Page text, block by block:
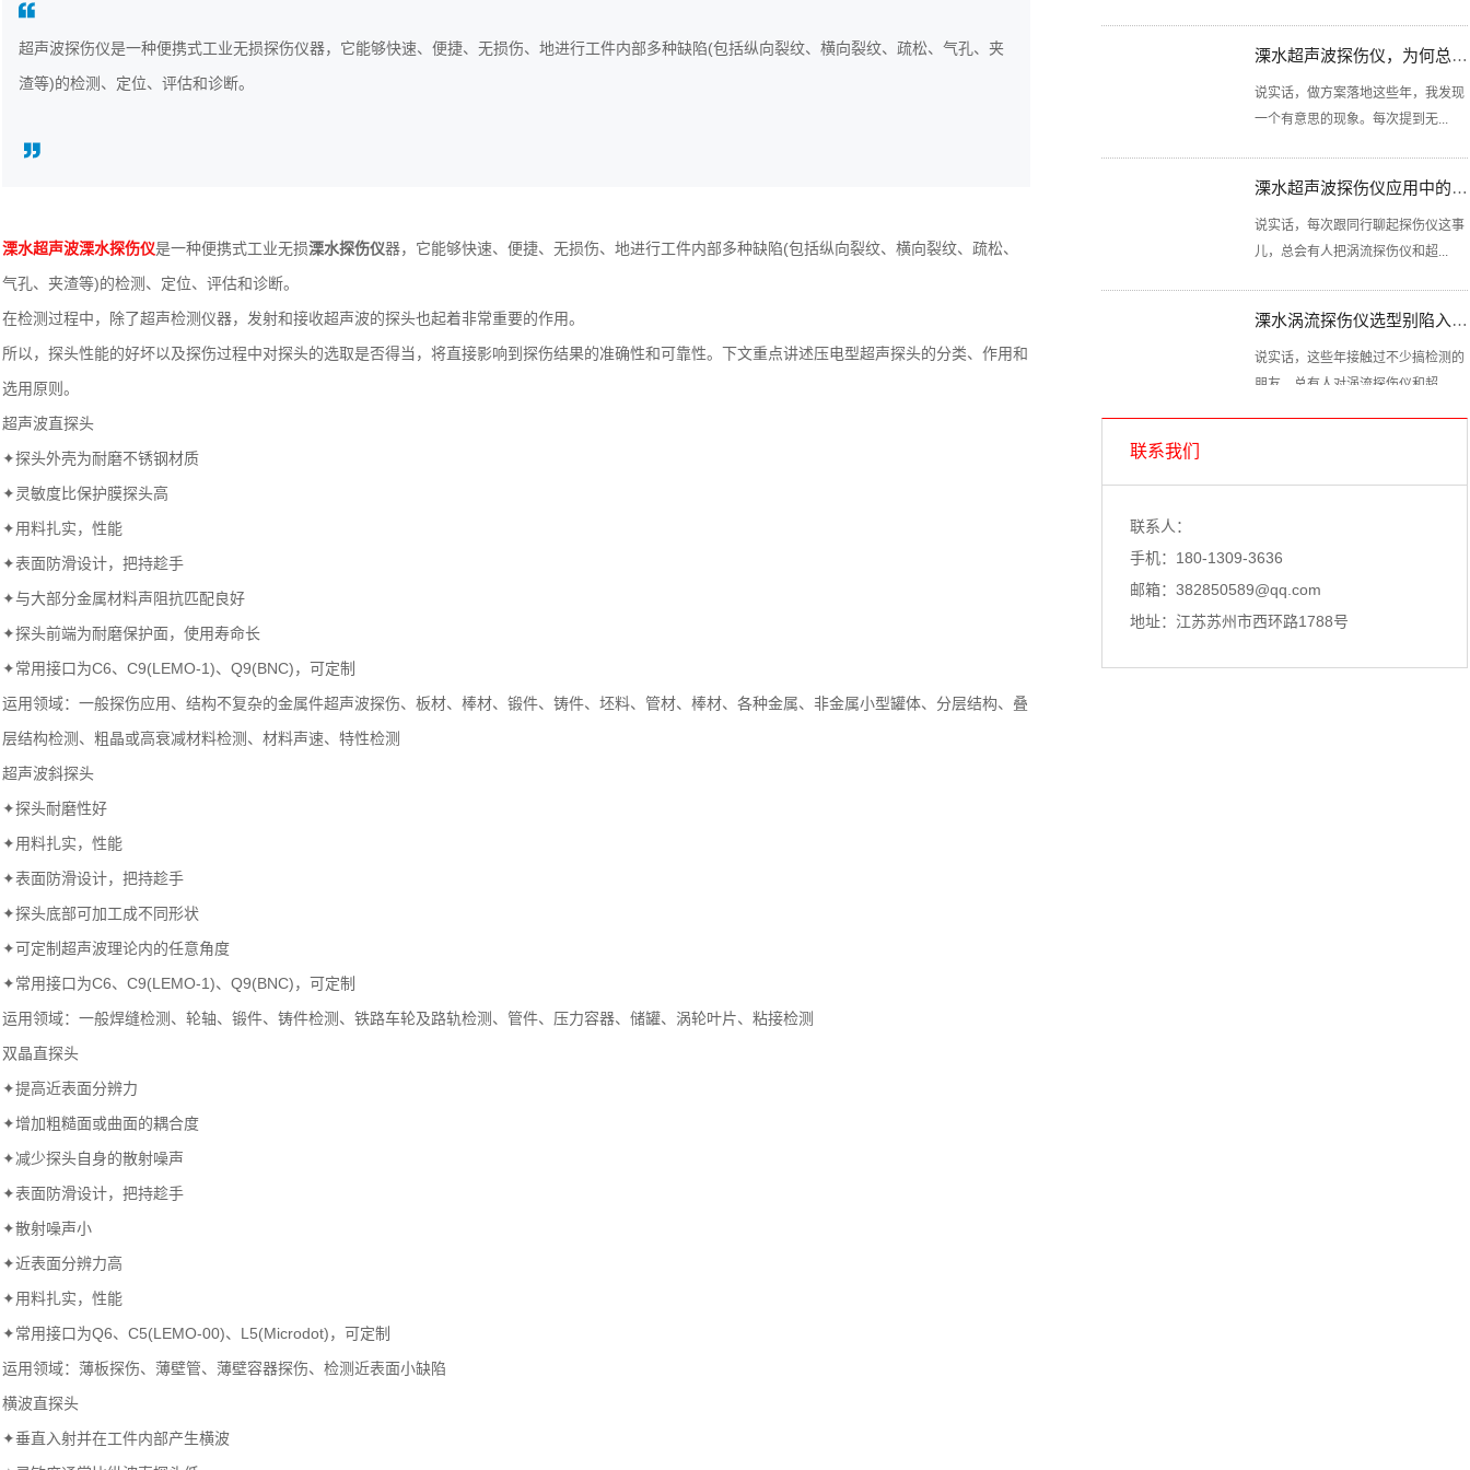
超声波探伤仪是一种便携式工业无损探伤仪器，它能够快速、便捷、无损伤、地进行工件内部多种缺陷(包括纵向裂纹、横向裂纹、疏松、气孔、夹
渣等)的检测、定位、评估和诊断。
溧水超声波溧水探伤仪是一种便携式工业无损溧水探伤仪器，它能够快速、便捷、无损伤、地进行工件内部多种缺陷(包括纵向裂纹、横向裂纹、疏松、
气孔、夹渣等)的检测、定位、评估和诊断。
在检测过程中，除了超声检测仪器，发射和接收超声波的探头也起着非常重要的作用。
所以，探头性能的好坏以及探伤过程中对探头的选取是否得当，将直接影响到探伤结果的准确性和可靠性。下文重点讲述压电型超声探头的分类、作用和
选用原则。
超声波直探头
✦探头外壳为耐磨不锈钢材质
✦灵敏度比保护膜探头高
✦用料扎实，性能
✦表面防滑设计，把持趁手
✦与大部分金属材料声阻抗匹配良好
✦探头前端为耐磨保护面，使用寿命长
✦常用接口为C6、C9(LEMO-1)、Q9(BNC)，可定制
运用领域：一般探伤应用、结构不复杂的金属件超声波探伤、板材、棒材、锻件、铸件、坯料、管材、棒材、各种金属、非金属小型罐体、分层结构、叠
层结构检测、粗晶或高衰减材料检测、材料声速、特性检测
超声波斜探头
✦探头耐磨性好
✦用料扎实，性能
✦表面防滑设计，把持趁手
✦探头底部可加工成不同形状
✦可定制超声波理论内的任意角度
✦常用接口为C6、C9(LEMO-1)、Q9(BNC)，可定制
运用领域：一般焊缝检测、轮轴、锻件、铸件检测、铁路车轮及路轨检测、管件、压力容器、储罐、涡轮叶片、粘接检测
双晶直探头
✦提高近表面分辨力
✦增加粗糙面或曲面的耦合度
✦减少探头自身的散射噪声
✦表面防滑设计，把持趁手
✦散射噪声小
✦近表面分辨力高
✦用料扎实，性能
✦常用接口为Q6、C5(LEMO-00)、L5(Microdot)，可定制
运用领域：薄板探伤、薄壁管、薄壁容器探伤、检测近表面小缺陷
横波直探头
✦垂直入射并在工件内部产生横波
一个有意思的现象。每次提到无...
儿，总会有人把涡流探伤仪和超...
朋友，总有人对涡流探伤仪和超...
你知道吗？探伤仪的灵感，居然来自
一根看似脆弱的头发丝。我第一...
联系我们
联系人：
手机：180-1309-3636
邮箱：382850589@qq.com
地址：江苏苏州市西环路1788号